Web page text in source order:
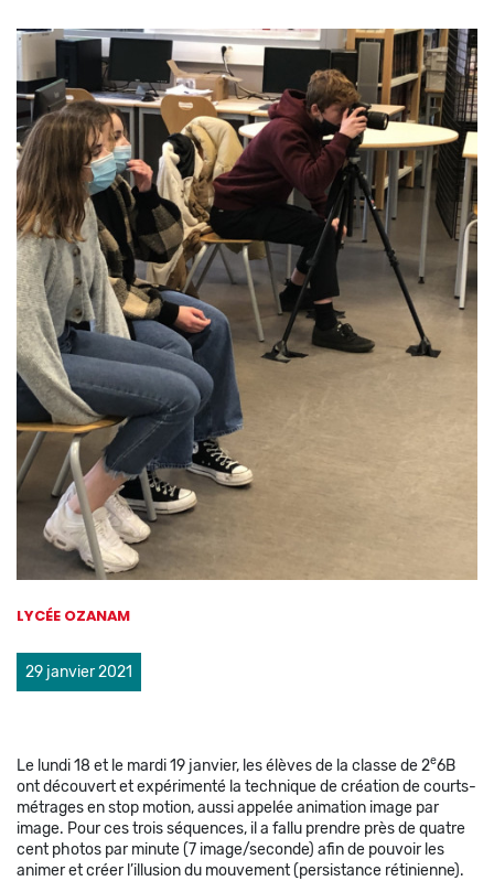
LYCÉE OZANAM
29 janvier 2021
Le lundi 18 et le mardi 19 janvier, les élèves de la classe de 2e6B
ont découvert et expérimenté la technique de création de courts-
métrages en stop motion, aussi appelée animation image par
image. Pour ces trois séquences, il a fallu prendre près de quatre
cent photos par minute (7 image/seconde) afin de pouvoir les
animer et créer l’illusion du mouvement (persistance rétinienne).